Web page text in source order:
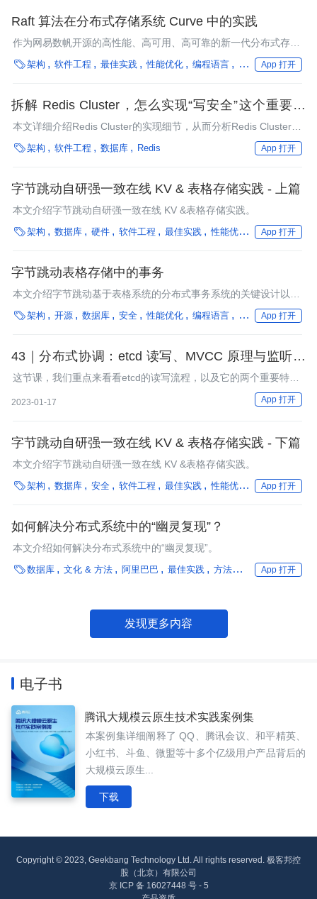
Raft 算法在分布式存储系统 Curve 中的实践
作为网易数帆开源的高性能、高可用、高可靠的新一代分布式存储
系统，Curve对于多副本数据同步、负载均衡、容灾恢复方面都有
较高的要求。网易数帆存储团队选用Raft算法作为Curve底层一致
恢复。本文首先简要介绍一下Raft算法的一些基本概念和术语，再
架构 软件工程 最佳实践 性能优化 编程语言 在离线混部
App 打开
拆解 Redis Cluster，怎么实现“写安全”这个重要特
性？
本文详细介绍Redis Cluster的实现细节，从而分析Redis Cluster的
Write Safety的保证程度。
架构 软件工程 数据库 Redis App 打开
字节跳动自研强一致在线 KV & 表格存储实践 - 上篇
本文介绍字节跳动自研强一致在线 KV &表格存储实践。
架构 数据库 硬件 软件工程 最佳实践 性能优化 中间件 编程
App 打开
字节跳动表格存储中的事务
本文介绍字节跳动基于表格系统的分布式事务系统的关键设计以及
一些至关重要的原创性优化。
架构 开源 数据库 安全 性能优化 编程语言 框架 在离线混部
App 打开
43｜分布式协调：etcd 读写、MVCC 原理与监听机
制
这节课，我们重点来看看etcd的读写流程，以及它的两个重要特
2023-01-17 App 打开
字节跳动自研强一致在线 KV & 表格存储实践 - 下篇
本文介绍字节跳动自研强一致在线 KV &表格存储实践。
架构 数据库 安全 软件工程 最佳实践 性能优化 操作系统
App 打开
如何解决分布式系统中的“幽灵复现”？
本文介绍如何解决分布式系统中的“幽灵复现”。
数据库 文化 & 方法 阿里巴巴 最佳实践 方法论 团队搭建
App 打开
发现更多内容
电子书
腾讯大规模云原生技术实践案例集
本案例集详细阐释了 QQ、腾讯会议、和平精英、
小红书、斗鱼、微盟等十多个亿级用户产品背后的
大规模云原生...
下载
Copyright © 2023, Geekbang Technology Ltd. All rights reserved. 极客邦控
股（北京）有限公司
京 ICP 备 16027448 号 - 5